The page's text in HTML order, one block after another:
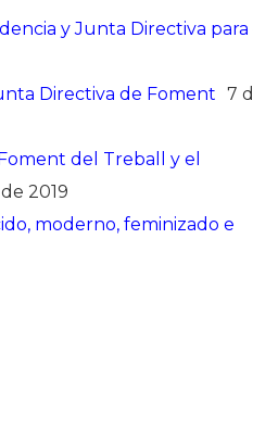
y Junta Directiva para
Directiva de Foment 7
del Treball y el
2019
moderno, feminizado e